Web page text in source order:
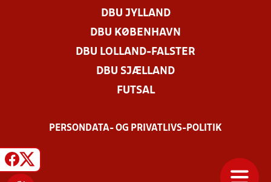
DBU JYLLAND
DBU KØBENHAVN
DBU LOLLAND-FALSTER
DBU SJÆLLAND
FUTSAL
PERSONDATA- OG PRIVATLIVS-POLITIK